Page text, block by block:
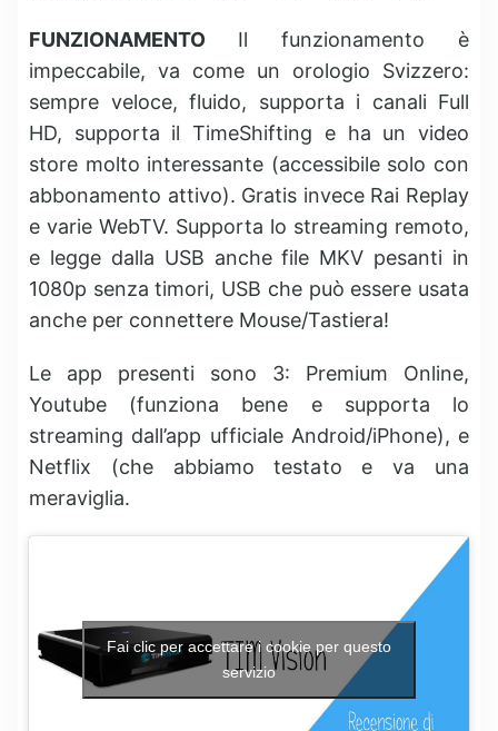
FUNZIONAMENTO Il funzionamento è
impeccabile, va come un orologio Svizzero:
sempre veloce, fluido, supporta i canali Full
HD, supporta il TimeShifting e ha un video
store molto interessante (accessibile solo con
abbonamento attivo). Gratis invece Rai Replay
e varie WebTV. Supporta lo streaming remoto,
e legge dalla USB anche file MKV pesanti in
1080p senza timori, USB che può essere usata
anche per connettere Mouse/Tastiera!
Le app presenti sono 3: Premium Online,
Youtube (funziona bene e supporta lo
streaming dall’app ufficiale Android/iPhone), e
Netflix (che abbiamo testato e va una
meraviglia.
Fai clic per accettare i cookie per questo
servizio